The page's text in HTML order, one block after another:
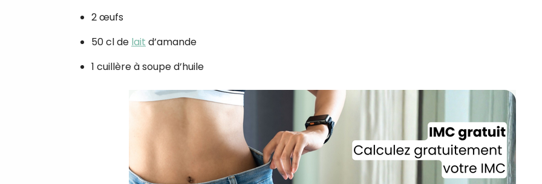
2 œufs
50 cl de lait d’amande
1 cuillère à soupe d’huile
Votre adresse email sera utilisée par Digital Prisma
envoyer votre newsletter contenant des offres
personnalisées. Vous pourrez vous désinscrire en
désabonnement intégré dans la newsletter. Pour en
exercer vos droits, prenez connaissance de notre
Confidentialité.